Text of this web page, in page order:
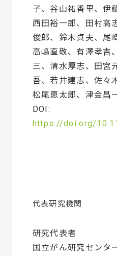
子、谷山祐香里、伊
西田裕一郎、田村高
俊郎、鈴木貞夫、尾
高嶋直敬、有澤孝吉
三、清水厚志、田宮
吾、若井建志、佐々
松尾恵太郎、津金昌
DOI:
https://doi.org/
代表研究機関
研究代表者
国立がん研究セン